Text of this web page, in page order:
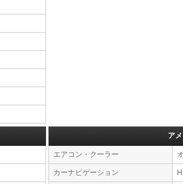
ア
エアコン・クーラー
カーナビゲーション